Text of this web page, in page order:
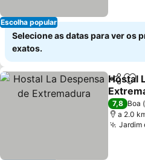
Escolha popular
Selecione as datas para ver os
exatos.
Partilhar
Hostal
7,8 Boa
a 2.0
Jardim